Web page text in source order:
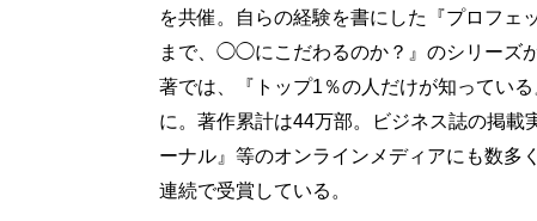
を共催。自らの経験を書にした『プロフェ
まで、◯◯にこだわるのか？』のシリーズ
著では、『トップ1％の人だけが知ってい
に。著作累計は44万部。ビジネス誌の掲
ーナル』等のオンラインメディアにも数多
連続で受賞している。